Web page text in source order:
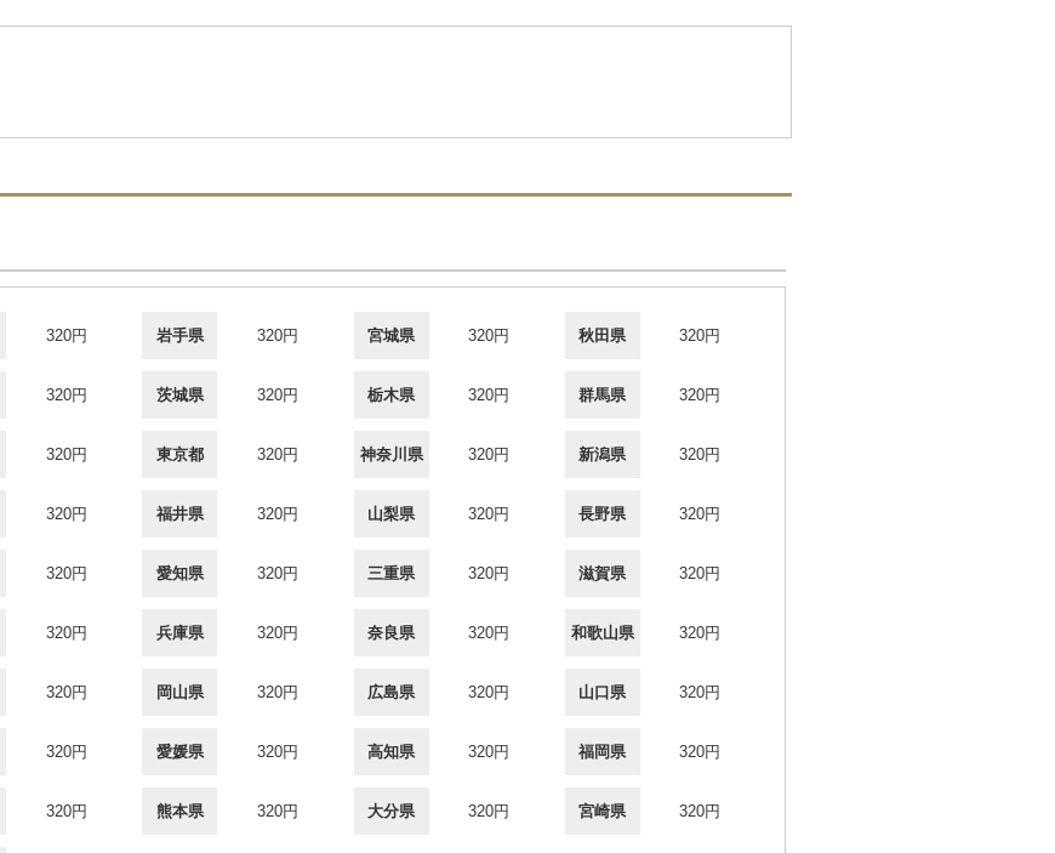
320円 岩手県 320円 宮城県 320円 秋田県 320円
320円 茨城県 320円 栃木県 320円 群馬県 320円
320円 東京都 320円 神奈川県 320円 新潟県 320円
320円 福井県 320円 山梨県 320円 長野県 320円
320円 愛知県 320円 三重県 320円 滋賀県 320円
320円 兵庫県 320円 奈良県 320円 和歌山県 320円
320円 岡山県 320円 広島県 320円 山口県 320円
320円 愛媛県 320円 高知県 320円 福岡県 320円
320円 熊本県 320円 大分県 320円 宮崎県 320円